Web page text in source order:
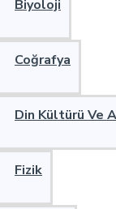
Biyoloji
Coğrafya
Din Kültürü Ve
Fizik